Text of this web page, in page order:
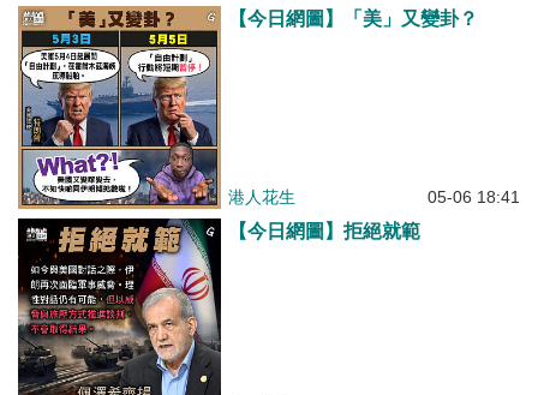
【今日網圖】「美」又變卦？
港人花生 05-06 18:41
【今日網圖】拒絕就範